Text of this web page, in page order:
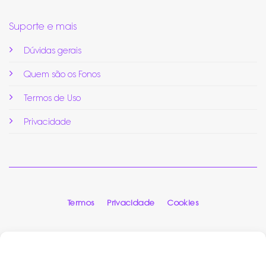
Suporte e mais
Dúvidas gerais
Quem são os Fonos
Termos de Uso
Privacidade
Termos Privacidade Cookies